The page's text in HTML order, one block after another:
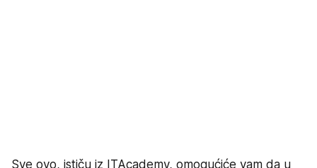
Sve ovo, ističu iz ITAcademy, omogućiće vam da u